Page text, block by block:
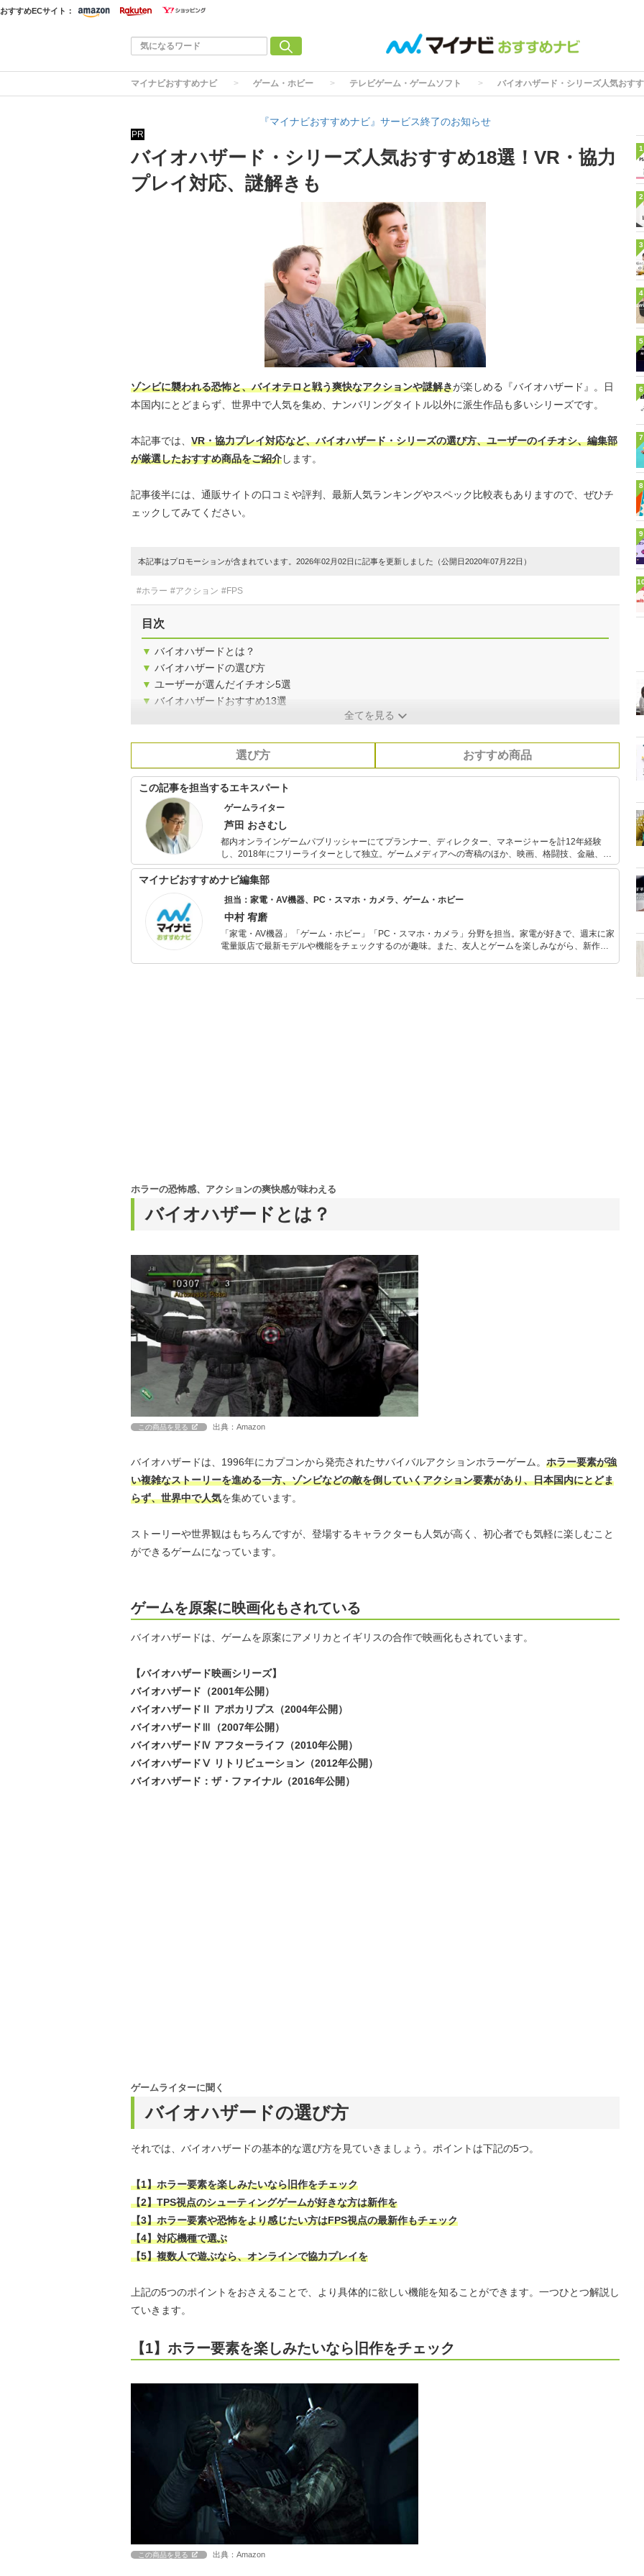
おすすめECサイト：
マイナビおすすめナビ ゲーム・ホビー テレビゲーム・ゲームソフト バイオハザード・シリーズ人気おす
『マイナビおすすめナビ』サービス終了のお知らせ
PR
バイオハザード・シリーズ人気おすすめ18選！VR・協力
プレイ対応、謎解きも
ゾンビに襲われる恐怖と、バイオテロと戦う爽快なアクションや謎解きが楽しめる『バイオハザード』。日
本国内にとどまらず、世界中で人気を集め、ナンバリングタイトル以外に派生作品も多いシリーズです。
本記事では、 VR・協力プレイ対応など、バイオハザード・シリーズの選び方、ユーザーのイチオシ、編集部
が厳選したおすすめ商品をご紹介します。
記事後半には、通販サイトの口コミや評判、最新人気ランキングやスペック比較表もありますので、ぜひチ
ェックしてみてください。
本記事はプロモーションが含まれています。2026年02月02日に記事を更新しました（公開日2020年07月22日）
#ホラー #アクション #FPS
目次
▼ バイオハザードとは？
▼ バイオハザードの選び方
▼ ユーザーが選んだイチオシ5選
▼ バイオハザードおすすめ13選
全てを見る
選び方 おすすめ商品
この記事を担当するエキスパート
ゲームライター
芦田 おさむし
都内オンラインゲームパブリッシャーにてプランナー、ディレクター、マネージャーを計12年経験
し、2018年にフリーライターとして独立。ゲームメディアへの寄稿のほか、映画、格闘技、金融、自
動車、ビジネスなど多分野にて執筆活動を行う。綿密なリサーチと取材から生み出される、網羅性の
高い記事に定評あり。1976年生まれ。栃木県出身。
マイナビおすすめナビ編集部
担当：家電・AV機器、PC・スマホ・カメラ、ゲーム・ホビー
中村 宥磨
「家電・AV機器」「ゲーム・ホビー」「PC・スマホ・カメラ」分野を担当。家電が好きで、週末に家
電量販店で最新モデルや機能をチェックするのが趣味。また、友人とゲームを楽しみながら、新作タ
バイオハザードとは？
ホラーの恐怖感、アクションの爽快感が味わえる
この商品を見る 出典：Amazon
バイオハザードは、1996年にカプコンから発売されたサバイバルアクションホラーゲーム。 ホラー要素が強
い複雑なストーリーを進める一方、ゾンビなどの敵を倒していくアクション要素があり、日本国内にとどま
らず、世界中で人気を集めています。
ストーリーや世界観はもちろんですが、登場するキャラクターも人気が高く、初心者でも気軽に楽しむこと
ができるゲームになっています。
ゲームを原案に映画化もされている
バイオハザードは、ゲームを原案にアメリカとイギリスの合作で映画化もされています。
【バイオハザード映画シリーズ】
バイオハザード（2001年公開）
バイオハザードⅡ アポカリプス（2004年公開）
バイオハザードⅢ（2007年公開）
バイオハザードⅣ アフターライフ（2010年公開）
バイオハザードⅤ リトリビューション（2012年公開）
バイオハザード：ザ・ファイナル（2016年公開）
バイオハザードの選び方
ゲームライターに聞く
それでは、バイオハザードの基本的な選び方を見ていきましょう。ポイントは下記の5つ。
【1】ホラー要素を楽しみたいなら旧作をチェック
【2】TPS視点のシューティングゲームが好きな方は新作を
【3】ホラー要素や恐怖をより感じたい方はFPS視点の最新作もチェック
【4】対応機種で選ぶ
【5】複数人で遊ぶなら、オンラインで協力プレイを
上記の5つのポイントをおさえることで、より具体的に欲しい機能を知ることができます。一つひとつ解説し
ていきます。
【1】ホラー要素を楽しみたいなら旧作をチェック
この商品を見る 出典：Amazon
1
2
3
4
5
6
7
8
9